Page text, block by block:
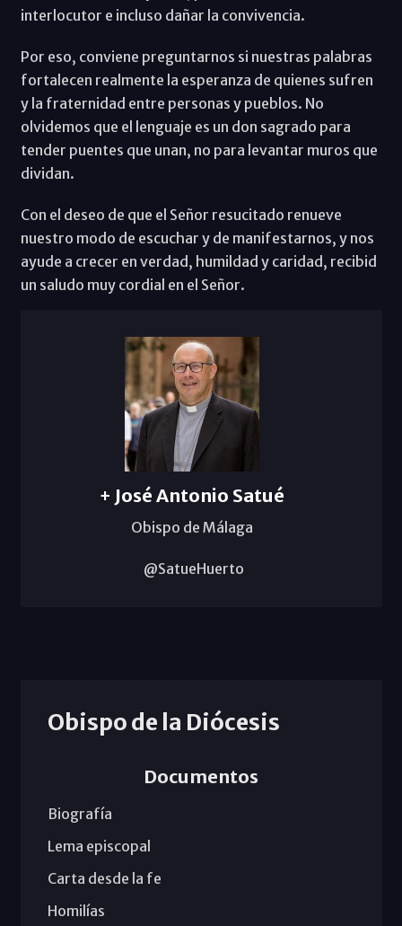
interlocutor e incluso dañar la convivencia.
Por eso, conviene preguntarnos si nuestras palabras
fortalecen realmente la esperanza de quienes sufren
y la fraternidad entre personas y pueblos. No
olvidemos que el lenguaje es un don sagrado para
tender puentes que unan, no para levantar muros que
dividan.
Con el deseo de que el Señor resucitado renueve
nuestro modo de escuchar y de manifestarnos, y nos
ayude a crecer en verdad, humildad y caridad, recibid
un saludo muy cordial en el Señor.
+ José Antonio Satué
Obispo de Málaga
@SatueHuerto
Obispo de la Diócesis
Documentos
Biografía
Lema episcopal
Carta desde la fe
Homilías